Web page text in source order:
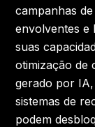
campanhas
envolventes e
suas
otimização de
gerado por
sistemas de
podem